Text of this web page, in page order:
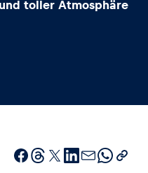
toller Atmosphäre